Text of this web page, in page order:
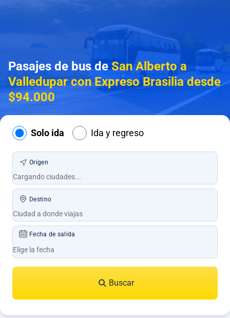
Pasajes de bus deSan Alberto a
Valledupar con Expreso Brasilia desde
$94.000
Solo ida Ida y regreso
Origen
Destino
Fecha de salida
Buscar